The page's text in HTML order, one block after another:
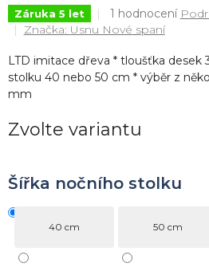
Záruka 5 let
Průměrné
hodnocení
je
5,0
1 hodnocení
Značka: Usnu Nové spaní
Zvolte variantu
Šířka nočního stolku
40 cm 50 cm
LTD imitace dřeva * tloušťka desek
stolku 40 nebo 50 cm * výběr z
mm